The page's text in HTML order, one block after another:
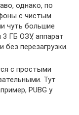
однако, по
с чистым
чуть большие
ГБ ОЗУ, аппарат
перезагрузки.
с простыми
Тут
PUBG у